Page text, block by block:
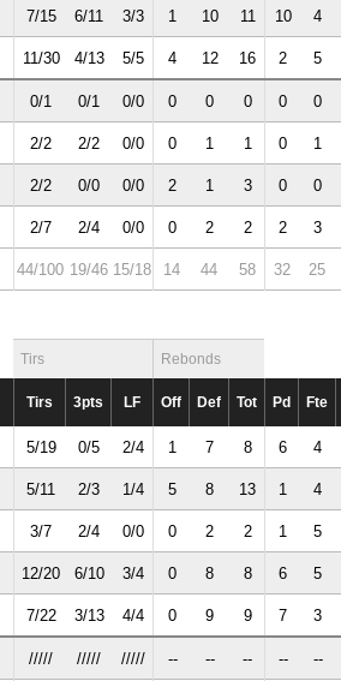
7/15 6/11 3/3 1 10 11 10 4
11/30 4/13 5/5 4 12 16 2 5
0/1 0/1 0/0 0 0 0 0 0
2/2 2/2 0/0 0 1 1 0 1
2/2 0/0 0/0 2 1 3 0 0
2/7 2/4 0/0 0 2 2 2 3
44/100 19/46 15/18 14 44 58 32 25
Tirs Rebonds
Tirs 3pts LF Off Def Tot Pd Fte
5/19 0/5 2/4 1 7 8 6 4
5/11 2/3 1/4 5 8 13 1 4
3/7 2/4 0/0 0 2 2 1 5
12/20 6/10 3/4 0 8 8 6 5
7/22 3/13 4/4 0 9 9 7 3
///// ///// ///// -- -- -- -- --